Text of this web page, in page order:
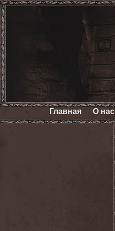
Главная О нас